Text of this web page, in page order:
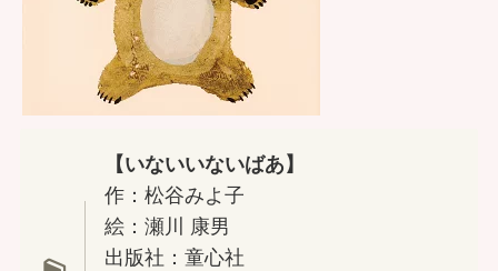
【いないいないばあ】
作：松谷みよ子
絵：瀬川 康男
出版社：童心社